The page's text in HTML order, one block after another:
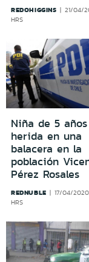
REDOHIGGINS
21/04/
HRS
Niña de 5
herida en una
balacera en la
población
Pérez Rosales
REDNUBLE
17/04/
HRS